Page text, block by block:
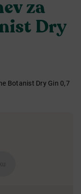
za
Dry
Botanist Dry Gin 0,7